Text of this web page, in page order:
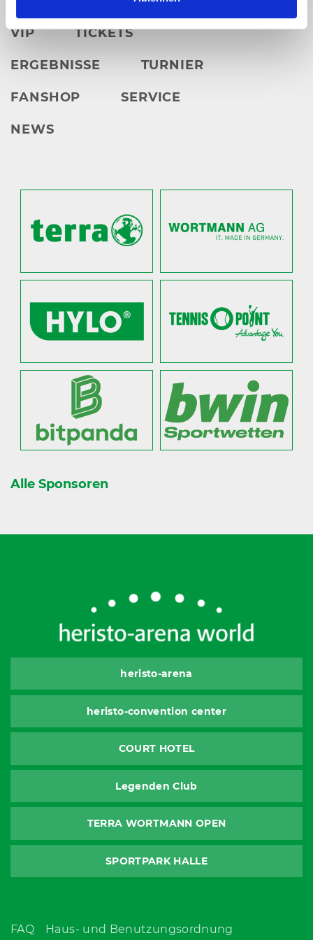
VIP TICKETS
ERGEBNISSE TURNIER
FANSHOP SERVICE
NEWS
Alle Sponsoren
heristo-arena
heristo-convention center
COURT HOTEL
Legenden Club
TERRA WORTMANN OPEN
SPORTPARK HALLE
FAQ
Haus- und Benutzungsordnung